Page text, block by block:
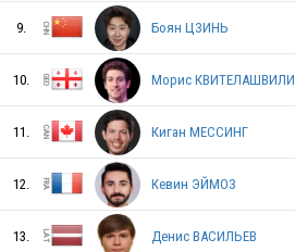
CAN
EST
9. Боян ЦЗИНЬ
10. Морис КВИТЕЛАШВИЛИ
11. Киган МЕССИНГ
12. Кевин ЭЙМОЗ
13. Денис ВАСИЛЬЕВ